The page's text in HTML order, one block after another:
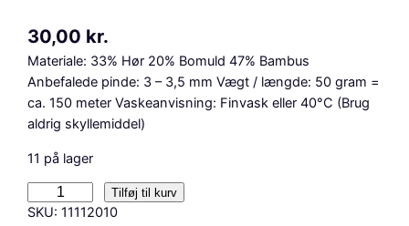
30,00 kr.
Materiale: 33% Hør 20% Bomuld 47% Bambus
Anbefalede pinde: 3 – 3,5 mm Vægt / længde: 50 gram =
ca. 150 meter Vaskeanvisning: Finvask eller 40°C (Brug
aldrig skyllemiddel)
11 på lager
j
Tilføj til kurv
SKU: 11112010